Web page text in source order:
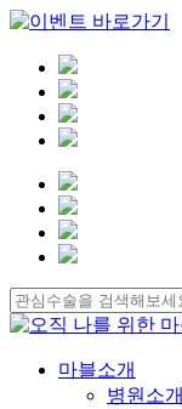
Skip
to
main
content
Close
Menu
마블소개
병원소개